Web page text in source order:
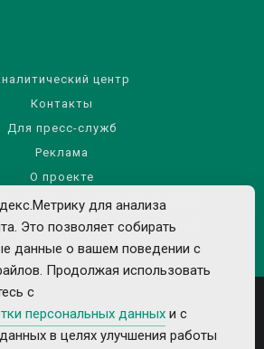
центр
Контакты
Для пресс-служб
Реклама
О проекте
материалов сайта
персональных данных
для анализа
Это позволяет собирать
данные о вашем поведении с
Продолжая использовать
с
персональных данных и с
в целях улучшения работы